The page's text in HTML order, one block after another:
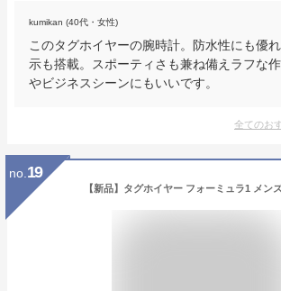
kumikan (40代・女性)
このタグホイヤーの腕時計。防水性にも優
示も搭載。スポーティさも兼ね備えラフな
やビジネスシーンにもいいです。
全てのお
no. 19
【新品】タグホイヤー フォーミュラ1 メン